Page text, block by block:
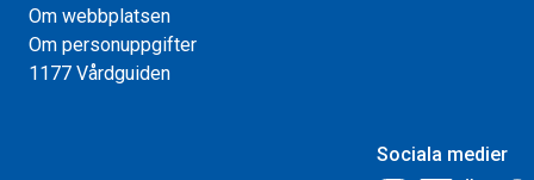
Om webbplatsen
Om personuppgifter
1177 Vårdguiden
Sociala medier